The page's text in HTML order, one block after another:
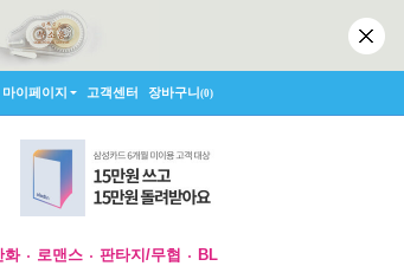
마이페이지 고객센터 장바구니(0)
화 로맨스 판타지/무협 BL